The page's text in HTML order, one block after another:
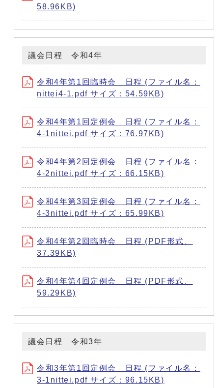
58.96KB)
議会日程 令和4年
令和4年第1回臨時会 日程 (ファイル名：
nittei4-1.pdf サイズ：54.59KB)
令和4年第1回定例会 日程 (ファイル名：
4-1nittei.pdf サイズ：76.97KB)
令和4年第2回定例会 日程 (ファイル名：
4-2nittei.pdf サイズ：66.15KB)
令和4年第3回定例会 日程 (ファイル名：
4-3nittei.pdf サイズ：65.99KB)
令和4年第2回臨時会 日程 (PDF形式、
37.39KB)
令和4年第4回定例会 日程 (PDF形式、
59.29KB)
議会日程 令和3年
令和3年第1回定例会 日程 (ファイル名：
3-1nittei.pdf サイズ：96.15KB)